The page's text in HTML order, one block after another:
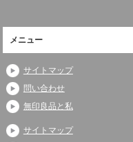
メニュー
サイトマップ
問い合わせ
無印良品と私
サイトマップ